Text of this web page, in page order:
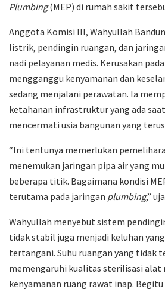
Plumbing(MEP) di rumah sakit
Anggota Komisi III, Wahyullah
listrik, pendingin ruangan, dan
nadi pelayanan medis. Kerusakan
mengganggu kenyamanan dan
sedang menjalani perawatan. Ia
ketahanan infrastruktur yang ada
mencermati usia bangunan yang
“Ini tentunya memerlukan
menemukan jaringan pipa air yang
beberapa titik. Bagaimana kondisi
terutama pada jaringan plumbing,”
Wahyullah menyebut sistem
tidak stabil juga menjadi keluhan
tertangani. Suhu ruangan yang tidak
memengaruhi kualitas sterilisasi alat
kenyamanan ruang rawat inap.